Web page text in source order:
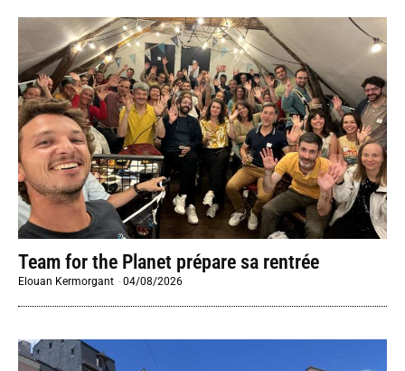
Team for the Planet prépare sa rentrée
Elouan Kermorgant -04/08/2026